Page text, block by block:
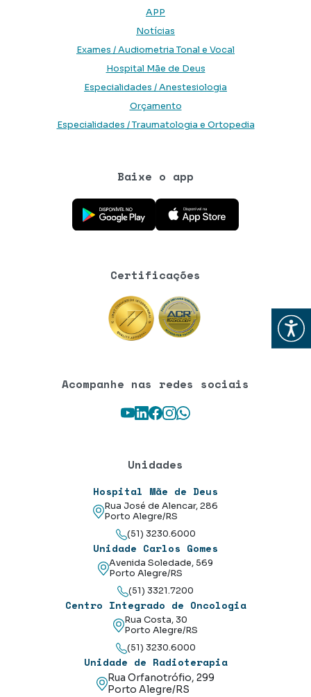
Abrir
APP
Notícias
Exames / Audiometria Tonal e Vocal
Hospital Mãe de Deus
Especialidades / Anestesiologia
Orçamento
Especialidades / Traumatologia e Ortopedia
Baixe o app
Baixe o aplicativo na Google Play Store
Baixe o aplicativo na App Store
Certificações
Acompanhe nas redes sociais
Youtube
LinkedIn
Facebook
Instagram
WhatsApp
Unidades
Hospital Mãe de Deus
Rua José de Alencar, 286
Porto Alegre/RS
(51) 3230.6000
Unidade Carlos Gomes
Avenida Soledade, 569
Porto Alegre/RS
(51) 3321.7200
Centro Integrado de Oncologia
Rua Costa, 30
Porto Alegre/RS
(51) 3230.6000
Unidade de Radioterapia
Rua Orfanotrófio, 299
Porto Alegre/RS